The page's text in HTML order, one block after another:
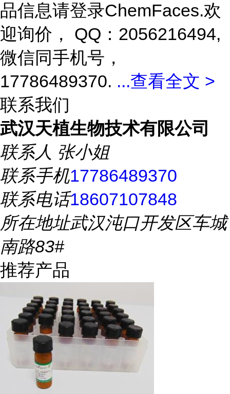
品信息请登录ChemFaces.欢
迎询价， QQ：2056216494,
微信同手机号，
17786489370. ...查看全文 >
联系我们
武汉天植生物技术有限公司
联系人 张小姐
联系手机17786489370
联系电话18607107848
所在地址武汉沌口开发区车城
南路83#
推荐产品